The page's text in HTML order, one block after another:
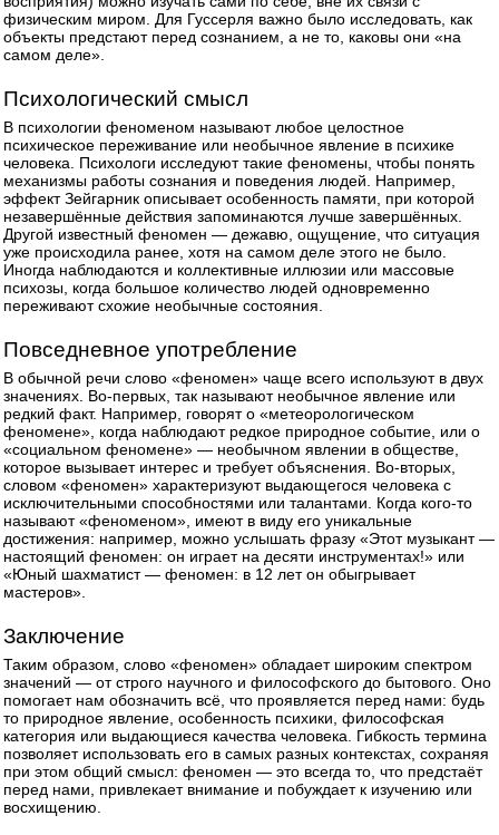
физическим миром. Для Гуссерля важно было исследовать, как
объекты предстают перед сознанием, а не то, каковы они «на
самом деле».
Психологический смысл
В психологии феноменом называют любое целостное
психическое переживание или необычное явление в психике
человека. Психологи исследуют такие феномены, чтобы понять
механизмы работы сознания и поведения людей. Например,
эффект Зейгарник описывает особенность памяти, при которой
незавершённые действия запоминаются лучше завершённых.
Другой известный феномен — дежавю, ощущение, что ситуация
уже происходила ранее, хотя на самом деле этого не было.
Иногда наблюдаются и коллективные иллюзии или массовые
психозы, когда большое количество людей одновременно
переживают схожие необычные состояния.
Повседневное употребление
В обычной речи слово «феномен» чаще всего используют в двух
значениях. Во‑первых, так называют необычное явление или
редкий факт. Например, говорят о «метеорологическом
феномене», когда наблюдают редкое природное событие, или о
«социальном феномене» — необычном явлении в обществе,
которое вызывает интерес и требует объяснения. Во‑вторых,
словом «феномен» характеризуют выдающегося человека с
исключительными способностями или талантами. Когда кого‑то
называют «феноменом», имеют в виду его уникальные
достижения: например, можно услышать фразу «Этот музыкант —
настоящий феномен: он играет на десяти инструментах!» или
«Юный шахматист — феномен: в 12 лет он обыгрывает
мастеров».
Заключение
Таким образом, слово «феномен» обладает широким спектром
значений — от строго научного и философского до бытового. Оно
помогает нам обозначить всё, что проявляется перед нами: будь
то природное явление, особенность психики, философская
категория или выдающиеся качества человека. Гибкость термина
позволяет использовать его в самых разных контекстах, сохраняя
при этом общий смысл: феномен — это всегда то, что предстаёт
перед нами, привлекает внимание и побуждает к изучению или
восхищению.